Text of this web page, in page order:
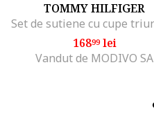
TOMMY HILFIGER
16899lei
Vandut de MODIVO SA